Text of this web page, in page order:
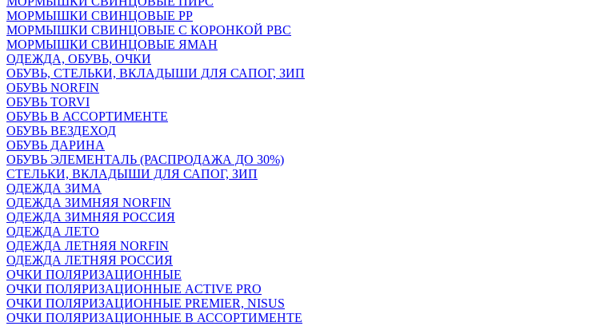
МОРМЫШКИ СВИНЦОВЫЕ РР
МОРМЫШКИ СВИНЦОВЫЕ С КОРОНКОЙ РВС
МОРМЫШКИ СВИНЦОВЫЕ ЯМАН
ОДЕЖДА, ОБУВЬ, ОЧКИ
ОБУВЬ, СТЕЛЬКИ, ВКЛАДЫШИ ДЛЯ САПОГ, ЗИП
ОБУВЬ NORFIN
ОБУВЬ TORVI
ОБУВЬ В АССОРТИМЕНТЕ
ОБУВЬ ВЕЗДЕХОД
ОБУВЬ ДАРИНА
ОБУВЬ ЭЛЕМЕНТАЛЬ (РАСПРОДАЖА ДО 30%)
СТЕЛЬКИ, ВКЛАДЫШИ ДЛЯ САПОГ, ЗИП
ОДЕЖДА ЗИМА
ОДЕЖДА ЗИМНЯЯ NORFIN
ОДЕЖДА ЗИМНЯЯ РОССИЯ
ОДЕЖДА ЛЕТО
ОДЕЖДА ЛЕТНЯЯ NORFIN
ОДЕЖДА ЛЕТНЯЯ РОССИЯ
ОЧКИ ПОЛЯРИЗАЦИОННЫЕ
ОЧКИ ПОЛЯРИЗАЦИОННЫЕ ACTIVE PRO
ОЧКИ ПОЛЯРИЗАЦИОННЫЕ PREMIER, NISUS
ОЧКИ ПОЛЯРИЗАЦИОННЫЕ В АССОРТИМЕНТЕ